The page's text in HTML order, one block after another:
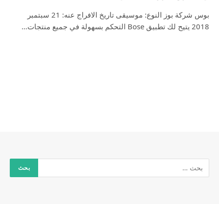
بوس شركة بوز النوع: موسيقى تاريخ الافراج عنه: 21 سبتمبر
2018 يتيح لك تطبيق Bose التحكم بسهولة في جميع منتجات…